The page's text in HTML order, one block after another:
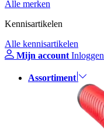
Alle merken
Kennisartikelen
Alle kennisartikelen
Mijn account Inloggen
Assortiment